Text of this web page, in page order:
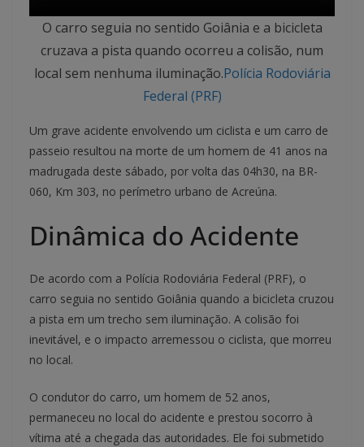
O carro seguia no sentido Goiânia e a bicicleta
cruzava a pista quando ocorreu a colisão, num
local sem nenhuma iluminação.Polícia Rodoviária
Federal (PRF)
Um grave acidente envolvendo um ciclista e um carro de
passeio resultou na morte de um homem de 41 anos na
madrugada deste sábado, por volta das 04h30, na BR-
060, Km 303, no perímetro urbano de Acreúna.
Dinâmica do Acidente
De acordo com a Polícia Rodoviária Federal (PRF), o
carro seguia no sentido Goiânia quando a bicicleta cruzou
a pista em um trecho sem iluminação. A colisão foi
inevitável, e o impacto arremessou o ciclista, que morreu
no local.
O condutor do carro, um homem de 52 anos,
permaneceu no local do acidente e prestou socorro à
vítima até a chegada das autoridades. Ele foi submetido